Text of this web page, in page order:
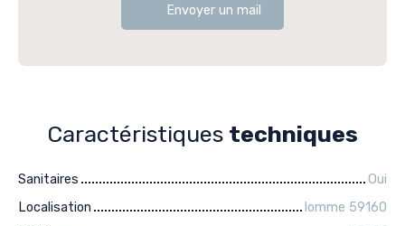
Envoyer un mail
Caractéristiques techniques
Sanitaires
Oui
Localisation
lomme 59160